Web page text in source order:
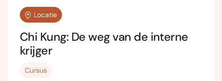
Locatie
Chi Kung: De weg van de interne
krijger
Cursus